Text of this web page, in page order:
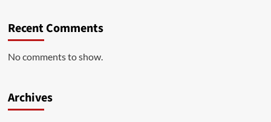
Recent Comments
No comments to show.
Archives